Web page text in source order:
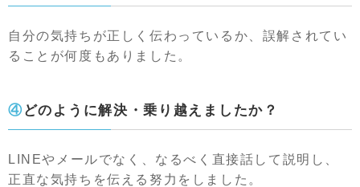
自分の気持ちが正しく伝わっているか、誤解されてい
ることが何度もありました。
④どのように解決・乗り越えましたか？
LINEやメールでなく、なるべく直接話して説明し、
正直な気持ちを伝える努力をしました。